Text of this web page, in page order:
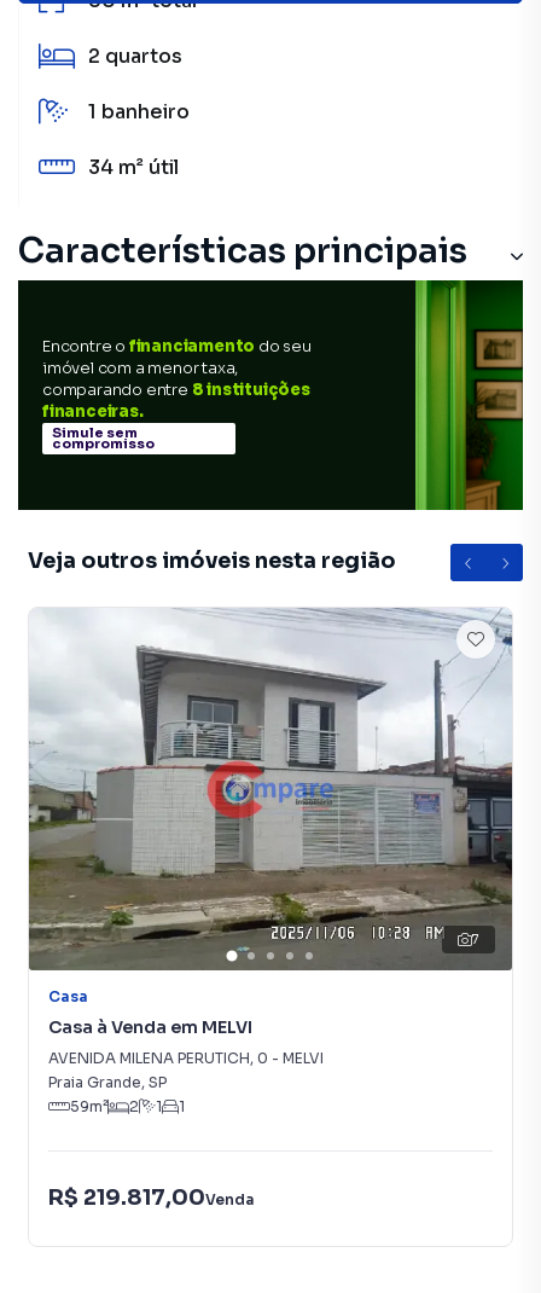
2 quartos
1 banheiro
34 m² útil
Características principais
Encontre o financiamento do seu
imóvel com a menor taxa,
comparando entre 8 instituições
financeiras.
Simule sem
compromisso
Veja outros imóveis nesta região
7
Casa
Casa à Venda em MELVI
AVENIDA MILENA PERUTICH, 0 - MELVI
Praia Grande, SP
59m² 2 1 1
R$ 219.817,00Venda